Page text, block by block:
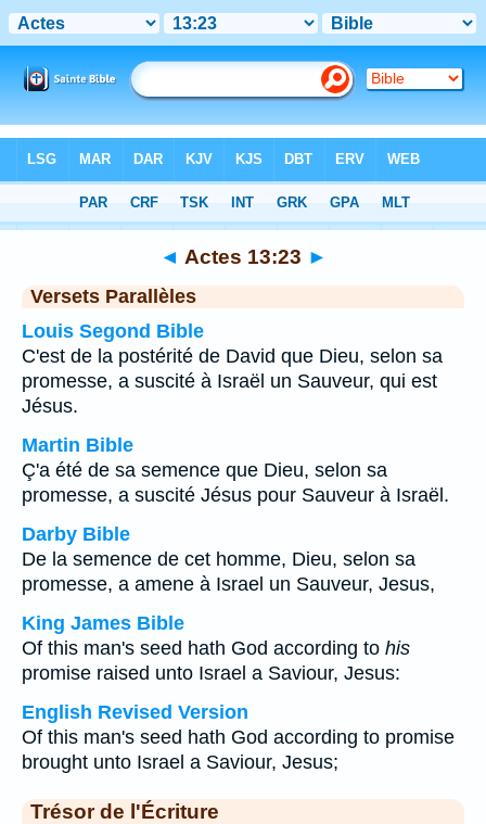
Chapitre 13> Verset 23
◄ Actes 13:23 ►
Versets Parallèles
Louis Segond Bible
C'est de la postérité de David que Dieu, selon sa
promesse, a suscité à Israël un Sauveur, qui est
Jésus.
Martin Bible
Ç'a été de sa semence que Dieu, selon sa
promesse, a suscité Jésus pour Sauveur à Israël.
Darby Bible
De la semence de cet homme, Dieu, selon sa
promesse, a amene à Israel un Sauveur, Jesus,
King James Bible
Of this man's seed hath God according to his
promise raised unto Israel a Saviour, Jesus:
English Revised Version
Of this man's seed hath God according to promise
brought unto Israel a Saviour, Jesus;
Trésor de l'Écriture